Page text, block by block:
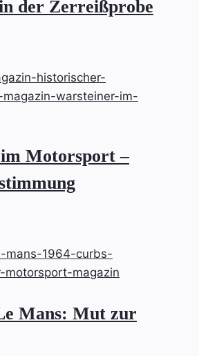
der Zerreißprobe
Motorsport –
Mans: Mut zur